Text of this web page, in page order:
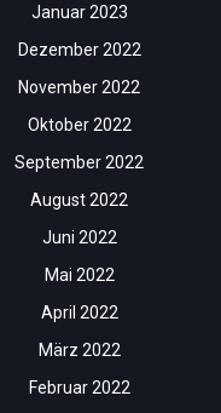
Januar 2023
Dezember 2022
November 2022
Oktober 2022
September 2022
August 2022
Juni 2022
Mai 2022
April 2022
März 2022
Februar 2022